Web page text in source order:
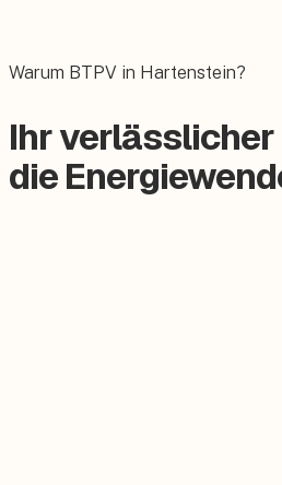
Warum BTPV in Hartenstein?
Ihr
die